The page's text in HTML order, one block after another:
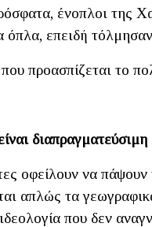
ένοπλοι της
επειδή
προασπίζεται το
διαπραγματεύσιμη
οφείλουν να πάψουν
απλώς τα
που δεν